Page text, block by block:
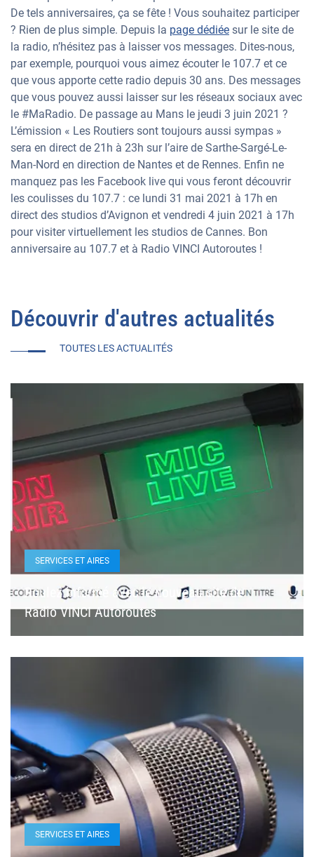
De tels anniversaires, ça se fête ! Vous souhaitez participer
? Rien de plus simple. Depuis la page dédiée sur le site de
la radio, n’hésitez pas à laisser vos messages. Dites-nous,
par exemple, pourquoi vous aimez écouter le 107.7 et ce
que vous apporte cette radio depuis 30 ans. Des messages
que vous pouvez aussi laisser sur les réseaux sociaux avec
le #MaRadio. De passage au Mans le jeudi 3 juin 2021 ?
L’émission « Les Routiers sont toujours aussi sympas »
sera en direct de 21h à 23h sur l’aire de Sarthe-Sargé-Le-
Man-Nord en direction de Nantes et de Rennes. Enfin ne
manquez pas les Facebook live qui vous feront découvrir
les coulisses du 107.7 : ce lundi 31 mai 2021 à 17h en
direct des studios d’Avignon et vendredi 4 juin 2021 à 17h
pour visiter virtuellement les studios de Cannes. Bon
anniversaire au 107.7 et à Radio VINCI Autoroutes !
Découvrir d'autres actualités
TOUTES LES ACTUALITÉS
SERVICES ET AIRES
Roulez informé avec le nouveau site de
Radio VINCI Autoroutes
SERVICES ET AIRES